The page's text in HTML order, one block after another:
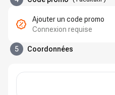
Ajouter un code promo
Connexion requise
5 Coordonnées